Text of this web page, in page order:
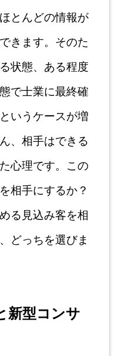
とんどの情報が
きます。そのた
状態、ある程度
で士業に最終確
いうケースが増
、相手はできる
心理です。この
相手にするか？
る見込み客を相
どっちを選びま
新型コンサ